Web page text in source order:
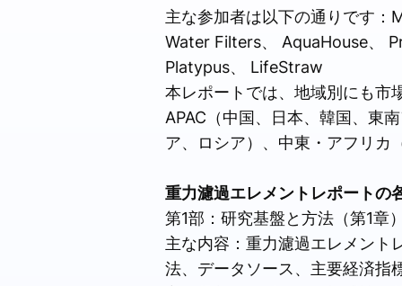
主な参加者は以下の通りです
Water Filters、 AquaHouse、
Platypus、 LifeStraw
本レポートでは、地域別にも市
APAC（中国、日本、韓国、東
ア、ロシア）、中東・アフリカ
重力濾過エレメントレポートの
第1部：研究基盤と方法（第1章
主な内容：重力濾過エレメント
法、データソース、主要経済指